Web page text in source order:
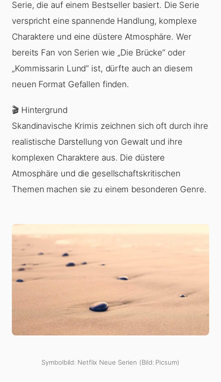
Serie, die auf einem Bestseller basiert. Die Serie
verspricht eine spannende Handlung, komplexe
Charaktere und eine düstere Atmosphäre. Wer
bereits Fan von Serien wie „Die Brücke“ oder
„Kommissarin Lund“ ist, dürfte auch an diesem
neuen Format Gefallen finden.
🎬 Hintergrund
Skandinavische Krimis zeichnen sich oft durch ihre
realistische Darstellung von Gewalt und ihre
komplexen Charaktere aus. Die düstere
Atmosphäre und die gesellschaftskritischen
Themen machen sie zu einem besonderen Genre.
Symbolbild: Netflix Neue Serien (Bild: Picsum)